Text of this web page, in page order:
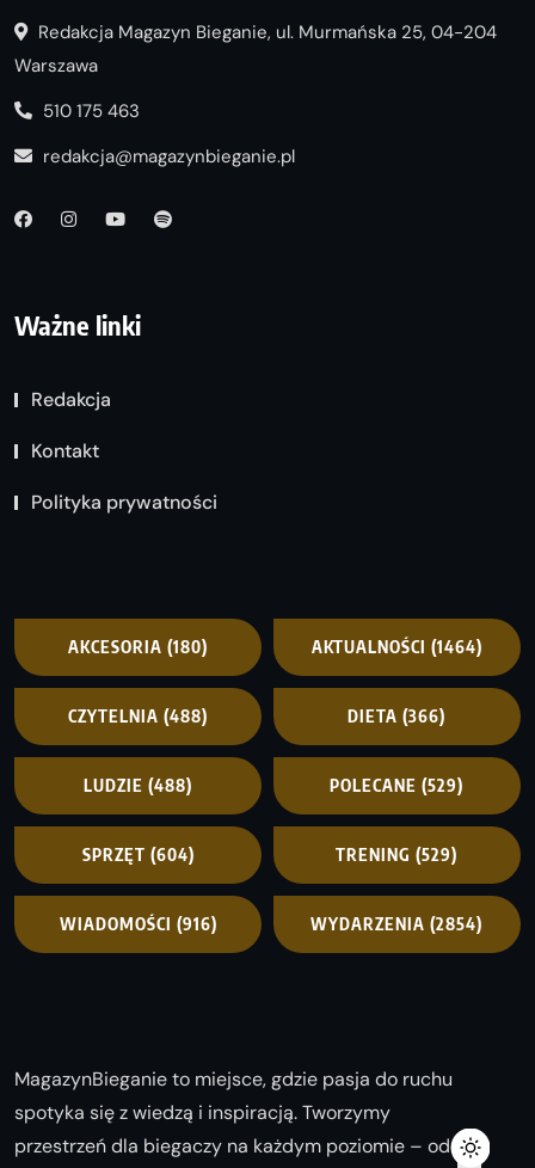
Redakcja Magazyn Bieganie, ul. Murmańska 25, 04-204
Warszawa
510 175 463
redakcja@magazynbieganie.pl
Ważne linki
Redakcja
Kontakt
Polityka prywatności
AKCESORIA (180) AKTUALNOŚCI (1464)
CZYTELNIA (488) DIETA (366)
LUDZIE (488) POLECANE (529)
SPRZĘT (604) TRENING (529)
WIADOMOŚCI (916) WYDARZENIA (2854)
MagazynBieganie to miejsce, gdzie pasja do ruchu
spotyka się z wiedzą i inspiracją. Tworzymy
przestrzeń dla biegaczy na każdym poziomie – od